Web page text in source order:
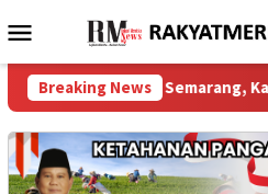
ke
Menu
Mobile
Breaking News
Dibuka di Semarang, Kapolri